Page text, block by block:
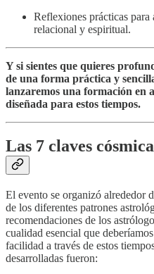
Reflexiones prácticas
relacional y espiritual.
Y si sientes que quieres
de una forma práctica y
lanzaremos una formación en
diseñada para estos tiempos.
Las 7 claves
El evento se organizó alrededor
de los diferentes patrones
recomendaciones de los
cualidad esencial que
facilidad a través de estos
desarrolladas fueron: